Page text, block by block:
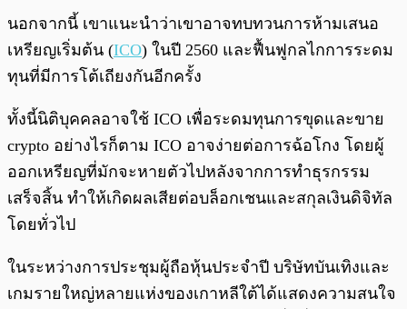
นอกจากนี้ เขาแนะนำว่าเขาอาจทบทวนการห้ามเสนอ
เหรียญเริ่มต้น (ICO) ในปี 2560 และฟื้นฟูกลไกการระดม
ทุนที่มีการโต้เถียงกันอีกครั้ง
ทั้งนี้นิติบุคคลอาจใช้ ICO เพื่อระดมทุนการขุดและขาย
crypto อย่างไรก็ตาม ICO อาจง่ายต่อการฉ้อโกง โดยผู้
ออกเหรียญที่มักจะหายตัวไปหลังจากการทำธุรกรรม
เสร็จสิ้น ทำให้เกิดผลเสียต่อบล็อกเชนและสกุลเงินดิจิทัล
โดยทั่วไป
ในระหว่างการประชุมผู้ถือหุ้นประจำปี บริษัทบันเทิงและ
เกมรายใหญ่หลายแห่งของเกาหลีใต้ได้แสดงความสนใจ